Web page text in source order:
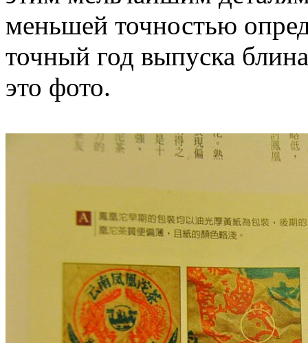
меньшей точностью
точный год выпуска
это фото.